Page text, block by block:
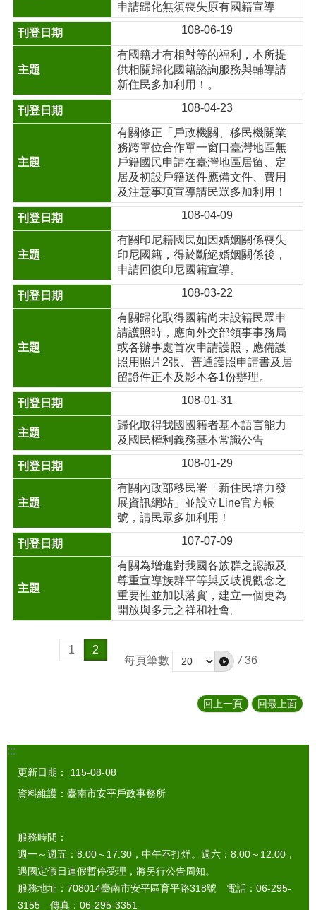
申請歸化無須喪失原有國籍宣導
108-06-19
有國籍才有相對等的福利，本所提
供相關歸化國籍諮詢服務與輔導請
新住民多加利用！。
108-04-23
有關修正「戶政機關、移民機關業
務跨單位合作單一窗口臺灣地區無
戶籍國民申請在臺灣地區居留、定
居及初設戶籍送件應備文件、費用
及注意事項宣導請民眾多加利用！
108-04-09
有關印尼籍國民如因婚姻關係喪失
印尼國籍，得於斷絕婚姻關係後，
申請回復印尼國籍宣導。
108-03-22
有關歸化取得國籍尚未設籍民眾申
請護照時，應向外交部領事事務局
或各辦事處首次申請護照，應備護
照用照片2張、普通護照申請書及居
留證件正本及影本各1份辦理。
108-01-31
歸化取得我國國籍者基本語言能力
及國民權利義務基本常識公告
108-01-29
有關內政部移民署「新住民培力發
展資訊網站」並設立Line官方帳
號，請民眾多加利用！
107-07-09
有關為增進對我國各族群之認識及
尊重宣導族群平等與反歧視觀念之
重要性並加以落實，建立一個更為
開放與多元之祥和社會。
1
2
每頁筆數
/ 36
回上一頁 回最上面
:::
更新日期：
115-08-08
資料維護：臺南市安平戶政事務所
服務時間：
週一～週五：8:00～17:30，中午不打烊。週六：8:00～12:00，
遇國定假日連假暫停受理，將另行公告周知。
服務地址：708014臺南市安平區育平路318號 電話：06-295-
3155 傳真：06-295-3351